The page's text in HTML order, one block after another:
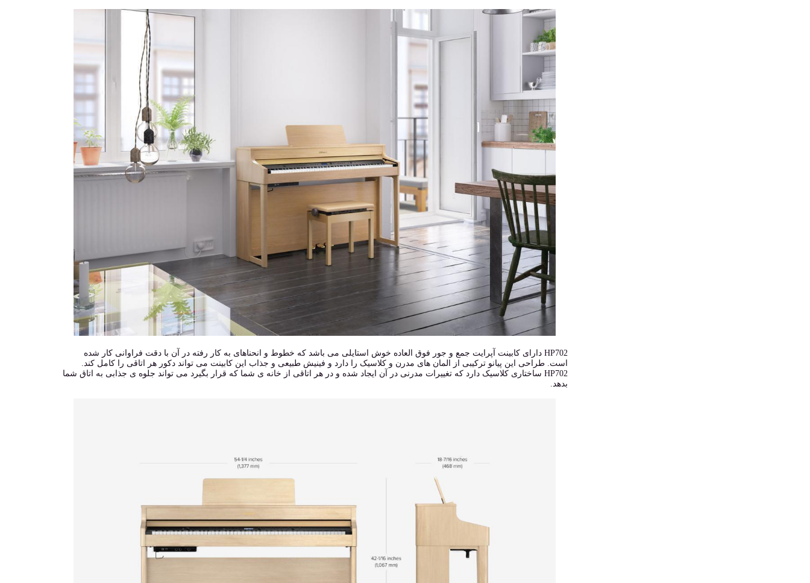
HP702 دارای کابینت آپرایت جمع و جور فوق العاده خوش استایلی می باشد که خطوط و انحناهای به کار رفته در آن با دقت فراوانی کار شده
است. طراحی این پیانو ترکیبی از المان های مدرن و کلاسیک را دارد و فینیش طبیعی و جذاب این کابینت می تواند دکور هر اتاقی را کامل کند.
HP702 ساختاری کلاسیک دارد که تغییرات مدرنی در آن ایجاد شده و در هر اتاقی از خانه ی شما که قرار بگیرد می تواند جلوه ی جذابی به اتاق شما
بدهد.